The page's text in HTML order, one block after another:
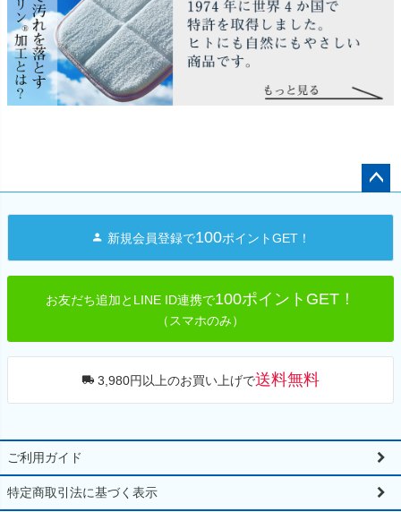
へ
新規会員登録で100ポイントGET！
お友だち追加とLINE ID連携で100ポイントGET！
（スマホのみ）
3,980円以上のお買い上げで送料無料
ご利用ガイド
特定商取引法に基づく表示